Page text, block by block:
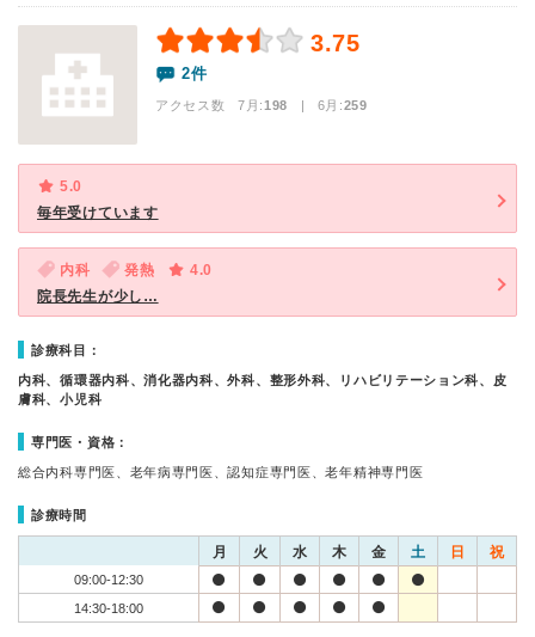
3.75
2件
アクセス数 7月:198 | 6月:259
5.0
毎年受けています
内科 発熱
4.0
院長先生が少し…
診療科目：
内科、循環器内科、消化器内科、外科、整形外科、リハビリテーション科、皮
膚科、小児科
専門医・資格：
総合内科専門医、老年病専門医、認知症専門医、老年精神専門医
診療時間
月 火 水 木 金 土 日 祝
09:00-12:30
14:30-18:00